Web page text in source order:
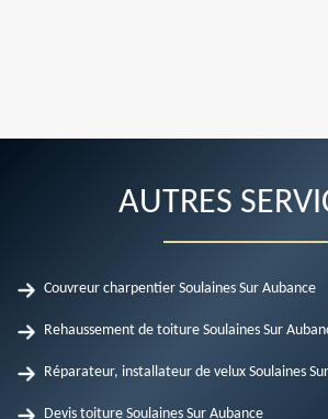
AUTRES
Couvreur charpentier Soulaines Sur Aubance
Rehaussement de toiture Soulaines Sur
Réparateur, installateur de velux Soulaines
Devis toiture Soulaines Sur Aubance